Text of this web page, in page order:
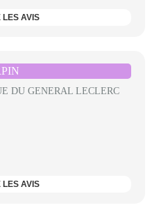
LES AVIS
DU GENERAL LECLERC
LES AVIS